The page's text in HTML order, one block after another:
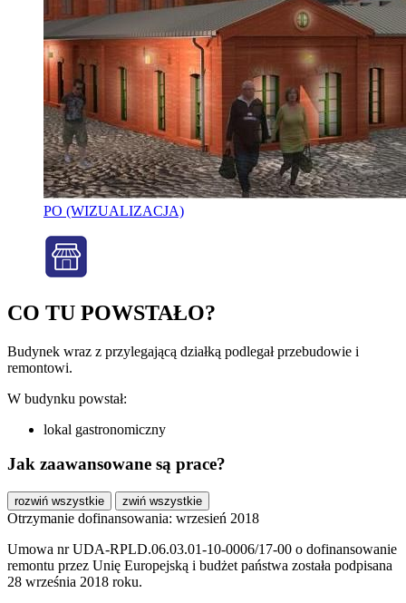
PO (WIZUALIZACJA)
CO TU POWSTAŁO?
Budynek wraz z przylegającą działką podlegał przebudowie i
remontowi.
W budynku powstał:
lokal gastronomiczny
Jak zaawansowane są prace?
rozwiń wszystkie zwiń wszystkie
Otrzymanie dofinansowania: wrzesień 2018
Umowa nr UDA-RPLD.06.03.01-10-0006/17-00 o dofinansowanie
remontu przez Unię Europejską i budżet państwa została podpisana
28 września 2018 roku.